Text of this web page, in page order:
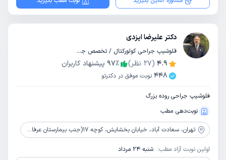
دکتر علیرضا ایزدی
فلوشیپ جراحی کولورکتال / تخصص جراحی عمومی
4.9
(
27 نظر) 97٪
پیشنهاد کاربران
448 نوبت موفق در دکترتو
فلوشیپ جراحی روده بزرگ
نوبت‌دهی مطب
تهران، سعادت آباد، خیابان بخشایش، کوچه 17(جنب بیمارستان عرفان)، پلاک 81، واحد 7، طبقه سوم
اولین نوبت آزاد مطب: شنبه 24 مرداد